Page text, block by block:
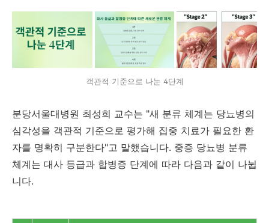
객관적 기준으로 나눈 4단계
분당서울대병원 최성희 교수는 "새 분류 체계는 당뇨병의
심각성을 객관적 기준으로 평가해 집중 치료가 필요한 환
자를 명확히 구분한다"고 말했습니다. 중증 당뇨병 분류
체계는 대사 등급과 합병증 단계에 따라 다음과 같이 나뉩
니다.